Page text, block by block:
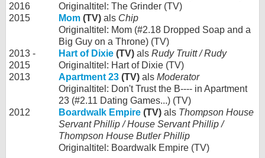
2016
Originaltitel: The Grinder (TV)
2015
Mom (TV) als Chip
Originaltitel: Mom (#2.18 Dropped Soap and a
Big Guy on a Throne) (TV)
2013 -
2015
Hart of Dixie (TV) als Rudy Truitt / Rudy
Originaltitel: Hart of Dixie (TV)
2013
Apartment 23 (TV) als Moderator
Originaltitel: Don't Trust the B---- in Apartment
23 (#2.11 Dating Games...) (TV)
2012
Boardwalk Empire (TV) als Thompson House
Servant Phillip / House Servant Phillip /
Thompson House Butler Phillip
Originaltitel: Boardwalk Empire (TV)